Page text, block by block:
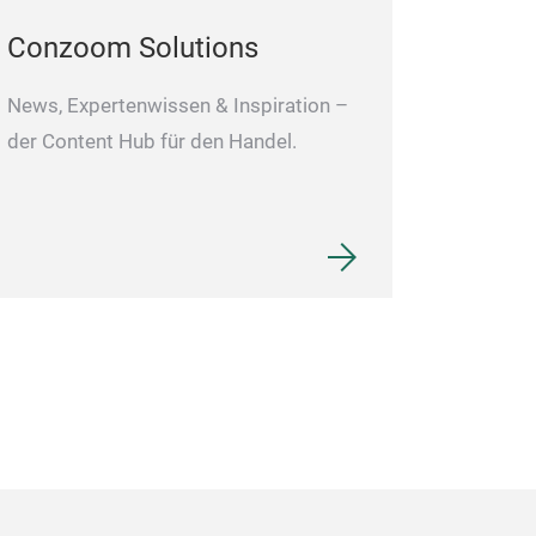
Conzoom Solutions
News, Expertenwissen & Inspiration –
der Content Hub für den Handel.